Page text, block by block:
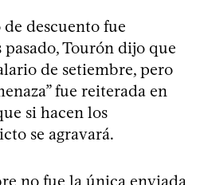
descuento fue
Tourón dijo que
de setiembre, pero
fue reiterada en
si hacen los
se agravará.
no fue la única enviada